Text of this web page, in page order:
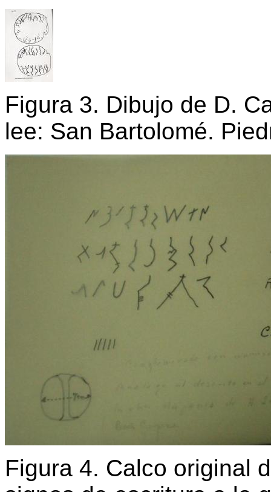
Figura 3. Dibujo de D.
lee: San Bartolomé.
Figura 4. Calco original